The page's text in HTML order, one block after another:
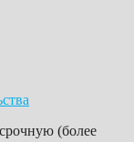
(более